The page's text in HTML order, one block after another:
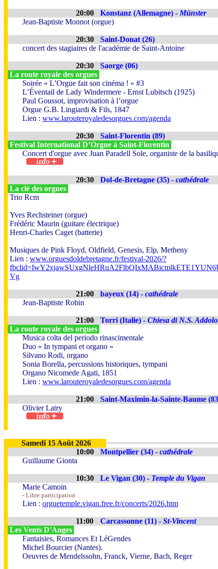
20:00 Konstanz (Allemagne) - Münster
Jean-Baptiste Monnot (orgue)
20:30
Saint-Donat (26)
concert des stagiaires de l'académie de Saint-Antoine
20:30
Saorge (06)
La route royale des orgues
Soirée « L’Orgue fait son cinéma ! » #3
L’Éventail de Lady Windermere - Ernst Lubitsch (1925)
Paul Goussot, improvisation à l’orgue
Orgue G.B. Lingiardi & Fils, 1847
Lien : www.larouteroyaledesorgues.com/agenda
20:30
Saint-Florentin (89)
Festival International D’Orgue à Saint-Florentin
Concert d'orgue avec Juan Paradell Sole, organiste de la
20:30 Dol-de-Bretagne (35) - cathédrale
La clé des orgues
Trio Rcm
Yves Rechsteiner (orgue)
Frédéric Maurin (guitare électrique)
Henri-Charles Caget (batterie)
Musiques de Pink Floyd, Oldfield, Genesis, Elp, Metheny
Lien : www.orguesdoldebretagne.fr/festival-2026/?
Vg
21:00 bayeux (14) - cathédrale
Jean-Baptiste Robin
21:00 Torri (Italie) - Chiesa di N.S.
La route royale des orgues
Musica colta del periodo rinascimentale
Duo « In tympani et organo »
Silvano Rodi, organo
Sonia Borella, percussions historiques, tympani
Organo Nicomede Agati, 1851
Lien : www.larouteroyaledesorgues.com/agenda
21:00
Saint-Maximin-la-Sainte-Baume
Olivier Latry
Samedi 15 Août 2026
10:00
Montpellier (34) - cathédrale
Guillaume Gionta
10:30 Le Vigan (30) - Temple du Vigan
Marie Camoin
- Libre participation
Lien : orguetemple.vigan.free.fr/concerts/2026.htm
11:00 Carcassonne (11) - St-Vincent
Les Vents D'Anges
Fantaisies, Romances Et LéGendes
Michel Bourcier (Nantes).
Oeuvres de Mendelssohn, Franck, Vierne, Bach, Reger